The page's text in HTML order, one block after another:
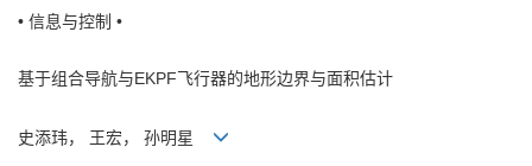
• 信息与控制 •
基于组合导航与EKPF飞行器的地形边界与面积估计
史添玮， 王宏， 孙明星